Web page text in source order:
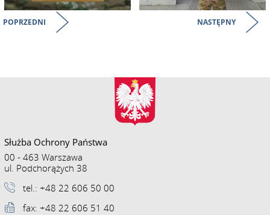
POPRZEDNI NASTĘPNY
Służba Ochrony Państwa
00 - 463 Warszawa
ul. Podchorążych 38
tel.: +48 22 606 50 00
fax: +48 22 606 51 40